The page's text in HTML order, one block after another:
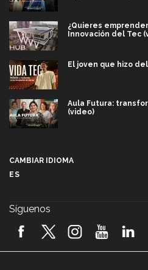
¿Quieres
Innovación del Tec
El joven que hizo
Aula Futura:
(video)
2026! (video)
CAMBIAR IDIOMA
ES
Síguenos